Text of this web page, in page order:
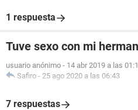
1 respuesta
Tuve sexo con mi
usuario anónimo - 14 abr 2019 a las
Safiro - 25 ago 2020 a las 06:43
7 respuestas